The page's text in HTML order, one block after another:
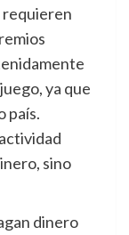
requieren
ya que
país.
sino
dinero